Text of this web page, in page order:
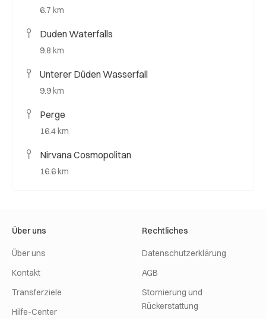
6.7 km
Duden Waterfalls
9.8 km
Unterer Düden Wasserfall
9.9 km
Perge
16.4 km
Nirvana Cosmopolitan
16.6 km
Über uns
Über uns
Kontakt
Transferziele
Hilfe-Center
Rechtliches
Datenschutzerklärung
AGB
Stornierung und
Rückerstattung